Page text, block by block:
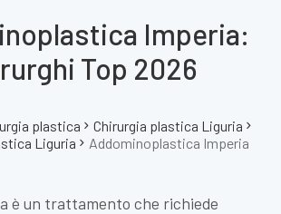
Imperia:
Top 2026
plastica
Chirurgia plastica Liguria
Liguria
Addominoplastica Imperia
è un trattamento che richiede